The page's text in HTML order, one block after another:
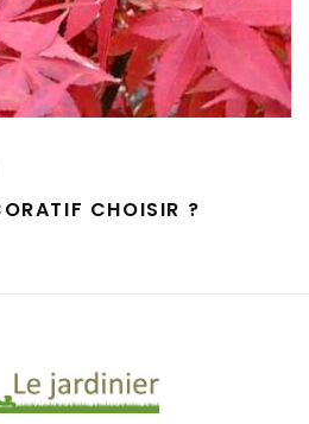
CHOISIR ?